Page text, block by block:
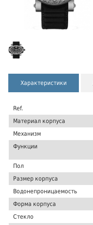
Характеристики
Ref.
Материал корпуса
Механизм
Функции
Пол
Размер корпуса
Водонепроницаемость
Форма корпуса
Стекло